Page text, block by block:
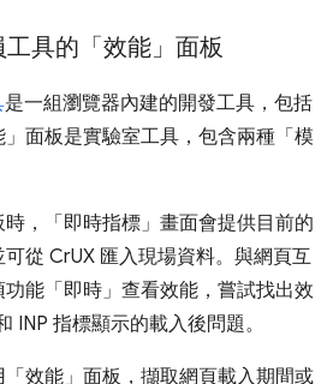
具的「效能」面板
是一組瀏覽器內建的開發工具，包括
」面板是實驗室工具，包含兩種「模
，「即時指標」畫面會提供目前的
從 CrUX 匯入現場資料。與網頁互
能「即時」查看效能，嘗試找出效
INP 指標顯示的載入後問題。
效能」面板，擷取網頁載入期間或